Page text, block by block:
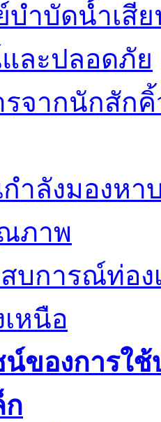
บำบัดน้ำเสี
ละปลอดภัย
รจากนักสัก
ำลังมองหา
ภาพ
บการณ์ท่อ
หนือ
น์ของการใ
ก